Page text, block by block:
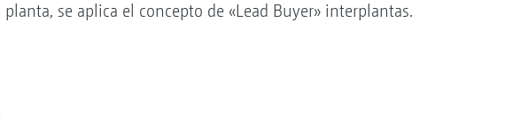
se aplica el concepto de «Lead Buyer» interplantas.